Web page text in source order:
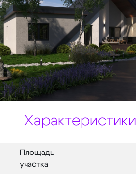
Характеристики
Площадь
участка